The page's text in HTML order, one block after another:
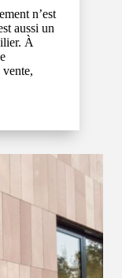
n’est
aussi un
À